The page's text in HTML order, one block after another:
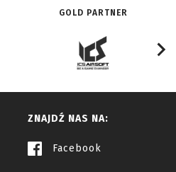
GOLD PARTNER
ZNAJDŹ NAS NA:
Facebook